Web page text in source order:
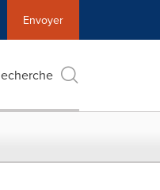
Envoyer